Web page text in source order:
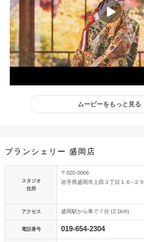
ムービーをもっと見る
ブランシェリー 盛岡店
スタジオ
住所
〒020-0066
岩手県盛岡市上田３丁目１６−２９
アクセス 盛岡駅から車で７分 (2.1km)
電話番号 019-654-2304